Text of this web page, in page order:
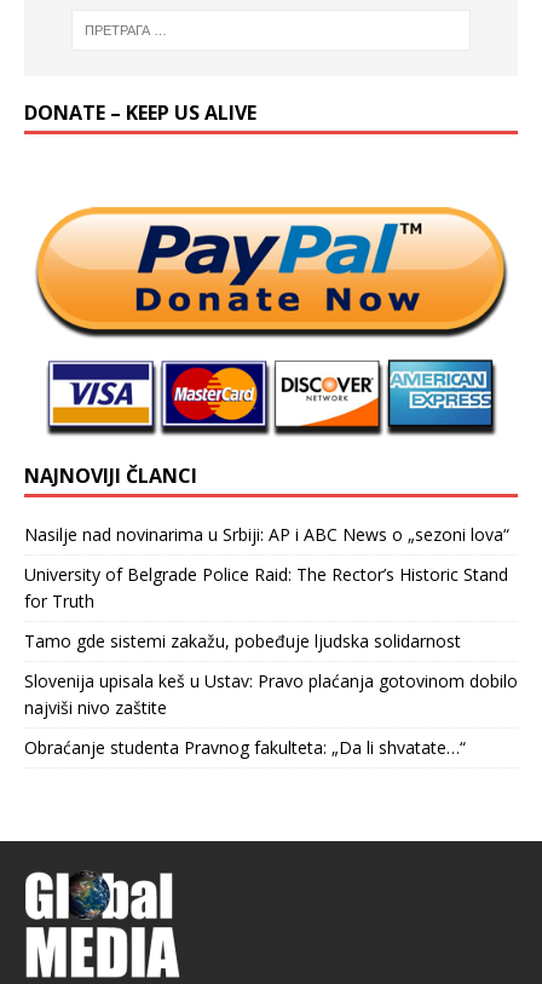
DONATE – KEEP US ALIVE
NAJNOVIJI ČLANCI
Nasilje nad novinarima u Srbiji: AP i ABC News o „sezoni lova“
University of Belgrade Police Raid: The Rector’s Historic Stand
for Truth
Tamo gde sistemi zakažu, pobeđuje ljudska solidarnost
Slovenija upisala keš u Ustav: Pravo plaćanja gotovinom dobilo
najviši nivo zaštite
Obraćanje studenta Pravnog fakulteta: „Da li shvatate…“